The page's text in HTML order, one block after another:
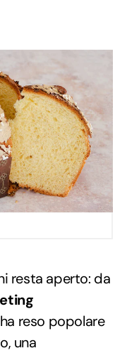
resta aperto: da
reso popolare
una